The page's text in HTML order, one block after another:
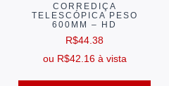
CORREDIÇA
TELESCÓPICA PESO
600MM – HD
R$44.38
ou R$42.16 à vista